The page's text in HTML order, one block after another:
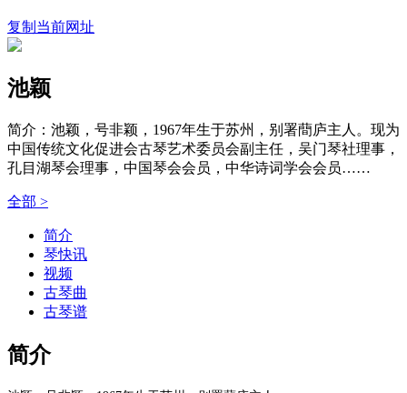
复制当前网址
池颖
简介：池颖，号非颖，1967年生于苏州，别署蕳庐主人。现为
中国传统文化促进会古琴艺术委员会副主任，吴门琴社理事，
孔目湖琴会理事，中国琴会会员，中华诗词学会会员……
全部 >
简介
琴快讯
视频
古琴曲
古琴谱
简介